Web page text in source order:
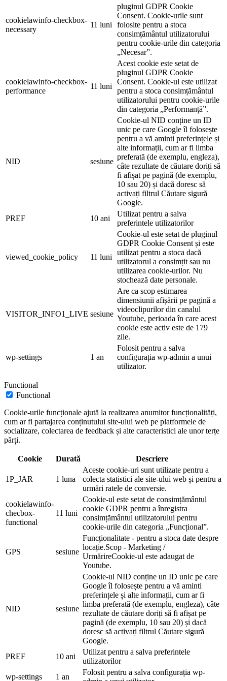
cookielawinfo-checkbox-
necessary
11 luni
pluginul GDPR Cookie
Consent. Cookie-urile sunt
folosite pentru a stoca
consimțământul utilizatorului
pentru cookie-urile din categoria
„Necesar”.
cookielawinfo-checkbox-
performance
11 luni
Acest cookie este setat de
pluginul GDPR Cookie
Consent. Cookie-ul este utilizat
pentru a stoca consimțământul
utilizatorului pentru cookie-urile
din categoria „Performanță”.
NID sesiune
Cookie-ul NID conține un ID
unic pe care Google îl folosește
pentru a vă aminti preferințele și
alte informații, cum ar fi limba
preferată (de exemplu, engleza),
câte rezultate de căutare doriți să
fi afișat pe pagină (de exemplu,
10 sau 20) și dacă doresc să
activați filtrul Căutare sigură
Google.
PREF
10 ani
Utilizat pentru a salva
preferintele utilizatorilor
viewed_cookie_policy 11 luni
Cookie-ul este setat de pluginul
GDPR Cookie Consent și este
utilizat pentru a stoca dacă
utilizatorul a consimțit sau nu
utilizarea cookie-urilor. Nu
stochează date personale.
VISITOR_INFO1_LIVE sesiune
Are ca scop estimarea
dimensiunii afișării pe pagină a
videoclipurilor din canalul
Youtube, perioada în care acest
cookie este activ este de 179
zile.
wp-settings 1 an
Folosit pentru a salva
configurația wp-admin a unui
utilizator.
Functional
Functional
Cookie-urile funcționale ajută la realizarea anumitor funcționalități,
cum ar fi partajarea conținutului site-ului web pe platformele de
socializare, colectarea de feedback și alte caracteristici ale unor terțe
părți.
Cookie Durată Descriere
1P_JAR 1 luna
Aceste cookie-uri sunt utilizate pentru a
colecta statistici ale site-ului web și pentru a
urmări ratele de conversie.
cookielawinfo-
checbox-
functional
11 luni
Cookie-ul este setat de consimțământul
cookie GDPR pentru a înregistra
consimțământul utilizatorului pentru
cookie-urile din categoria „Funcțional”.
GPS sesiune
Funcționalitate - pentru a stoca date despre
locație.Scop - Marketing /
UrmărireCookie-ul este adaugat de
Youtube.
NID sesiune
Cookie-ul NID conține un ID unic pe care
Google îl folosește pentru a vă aminti
preferințele și alte informații, cum ar fi
limba preferată (de exemplu, engleza), câte
rezultate de căutare doriți să fi afișat pe
pagină (de exemplu, 10 sau 20) și dacă
doresc să activați filtrul Căutare sigură
Google.
PREF
10 ani
Utilizat pentru a salva preferintele
utilizatorilor
wp-settings
1 an
Folosit pentru a salva configurația wp-